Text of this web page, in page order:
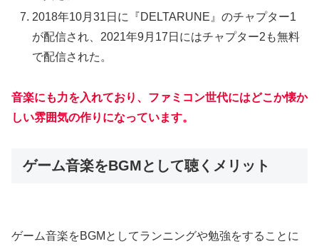
2018年10月31日に『DELTARUNE』のチャプター1
が配信され、2021年9月17日にはチャプター2も無料
で配信された。
音楽にも力を入れており、ファミコン世代にはどこか懐か
しい雰囲気の作りになっています。
ゲーム音楽をBGMとして聴くメリット
ゲーム音楽をBGMとしてランニングや勉強をすることに